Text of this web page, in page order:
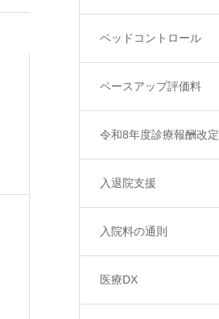
ベッドコントロール
ベースアップ評価料
令和8年度診療報酬改定
入退院支援
入院料の通則
医療DX